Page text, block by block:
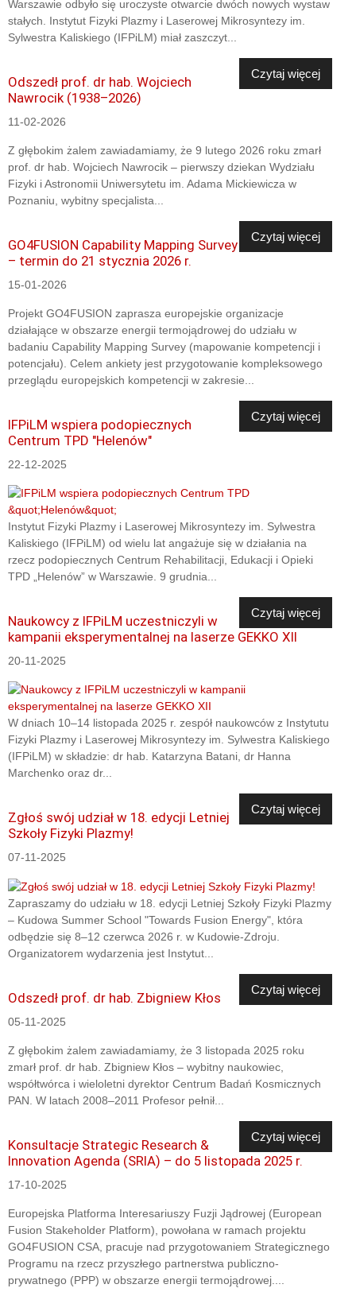
Warszawie odbyło się uroczyste otwarcie dwóch nowych wystaw
stałych. Instytut Fizyki Plazmy i Laserowej Mikrosyntezy im.
Sylwestra Kaliskiego (IFPiLM) miał zaszczyt...
Czytaj więcej
Odszedł prof. dr hab. Wojciech
Nawrocik (1938–2026)
11-02-2026
Z głębokim żalem zawiadamiamy, że 9 lutego 2026 roku zmarł
prof. dr hab. Wojciech Nawrocik – pierwszy dziekan Wydziału
Fizyki i Astronomii Uniwersytetu im. Adama Mickiewicza w
Poznaniu, wybitny specjalista...
Czytaj więcej
GO4FUSION Capability Mapping Survey
– termin do 21 stycznia 2026 r.
15-01-2026
Projekt GO4FUSION zaprasza europejskie organizacje
działające w obszarze energii termojądrowej do udziału w
badaniu Capability Mapping Survey (mapowanie kompetencji i
potencjału). Celem ankiety jest przygotowanie kompleksowego
przeglądu europejskich kompetencji w zakresie...
Czytaj więcej
IFPiLM wspiera podopiecznych
Centrum TPD "Helenów"
22-12-2025
Instytut Fizyki Plazmy i Laserowej Mikrosyntezy im. Sylwestra
Kaliskiego (IFPiLM) od wielu lat angażuje się w działania na
rzecz podopiecznych Centrum Rehabilitacji, Edukacji i Opieki
TPD „Helenów” w Warszawie. 9 grudnia...
Czytaj więcej
Naukowcy z IFPiLM uczestniczyli w
kampanii eksperymentalnej na laserze GEKKO XII
20-11-2025
W dniach 10–14 listopada 2025 r. zespół naukowców z Instytutu
Fizyki Plazmy i Laserowej Mikrosyntezy im. Sylwestra Kaliskiego
(IFPiLM) w składzie: dr hab. Katarzyna Batani, dr Hanna
Marchenko oraz dr...
Czytaj więcej
Zgłoś swój udział w 18. edycji Letniej
Szkoły Fizyki Plazmy!
07-11-2025
Zapraszamy do udziału w 18. edycji Letniej Szkoły Fizyki Plazmy
– Kudowa Summer School "Towards Fusion Energy", która
odbędzie się 8–12 czerwca 2026 r. w Kudowie-Zdroju.
Organizatorem wydarzenia jest Instytut...
Czytaj więcej
Odszedł prof. dr hab. Zbigniew Kłos
05-11-2025
Z głębokim żalem zawiadamiamy, że 3 listopada 2025 roku
zmarł prof. dr hab. Zbigniew Kłos – wybitny naukowiec,
współtwórca i wieloletni dyrektor Centrum Badań Kosmicznych
PAN. W latach 2008–2011 Profesor pełnił...
Czytaj więcej
Konsultacje Strategic Research &
Innovation Agenda (SRIA) – do 5 listopada 2025 r.
17-10-2025
Europejska Platforma Interesariuszy Fuzji Jądrowej (European
Fusion Stakeholder Platform), powołana w ramach projektu
GO4FUSION CSA, pracuje nad przygotowaniem Strategicznego
Programu na rzecz przyszłego partnerstwa publiczno-
prywatnego (PPP) w obszarze energii termojądrowej....